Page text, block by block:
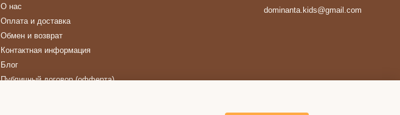
О нас
Оплата и доставка
Обмен и возврат
Контактная информация
Блог
Публичный договор (офферта)
dominanta.kids@gmail.com